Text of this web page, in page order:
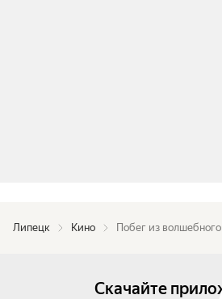
Липецк Кино Побег из
Скачайте